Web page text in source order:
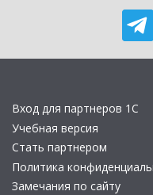
Вход для партнеров 1С
Учебная версия
Стать партнером
Политика
Замечания по сайту